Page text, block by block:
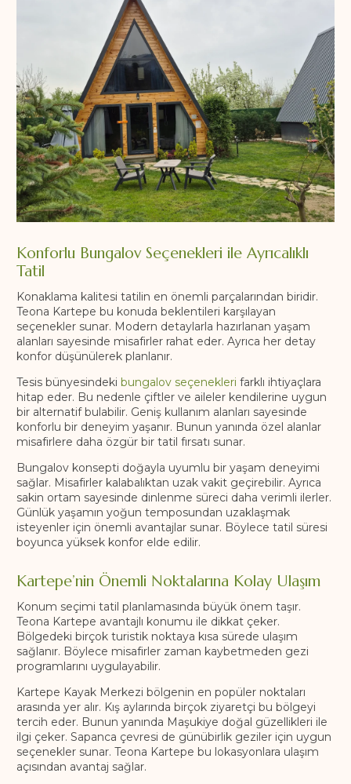
Konforlu Bungalov Seçenekleri ile Ayrıcalıklı
Tatil
Konaklama kalitesi tatilin en önemli parçalarından biridir.
Teona Kartepe bu konuda beklentileri karşılayan
seçenekler sunar. Modern detaylarla hazırlanan yaşam
alanları sayesinde misafirler rahat eder. Ayrıca her detay
konfor düşünülerek planlanır.
Tesis bünyesindeki bungalov seçenekleri farklı ihtiyaçlara
hitap eder. Bu nedenle çiftler ve aileler kendilerine uygun
bir alternatif bulabilir. Geniş kullanım alanları sayesinde
konforlu bir deneyim yaşanır. Bunun yanında özel alanlar
misafirlere daha özgür bir tatil fırsatı sunar.
Bungalov konsepti doğayla uyumlu bir yaşam deneyimi
sağlar. Misafirler kalabalıktan uzak vakit geçirebilir. Ayrıca
sakin ortam sayesinde dinlenme süreci daha verimli ilerler.
Günlük yaşamın yoğun temposundan uzaklaşmak
isteyenler için önemli avantajlar sunar. Böylece tatil süresi
boyunca yüksek konfor elde edilir.
Kartepe’nin Önemli Noktalarına Kolay Ulaşım
Konum seçimi tatil planlamasında büyük önem taşır.
Teona Kartepe avantajlı konumu ile dikkat çeker.
Bölgedeki birçok turistik noktaya kısa sürede ulaşım
sağlanır. Böylece misafirler zaman kaybetmeden gezi
programlarını uygulayabilir.
Kartepe Kayak Merkezi bölgenin en popüler noktaları
arasında yer alır. Kış aylarında birçok ziyaretçi bu bölgeyi
tercih eder. Bunun yanında Maşukiye doğal güzellikleri ile
ilgi çeker. Sapanca çevresi de günübirlik geziler için uygun
seçenekler sunar. Teona Kartepe bu lokasyonlara ulaşım
açısından avantaj sağlar.